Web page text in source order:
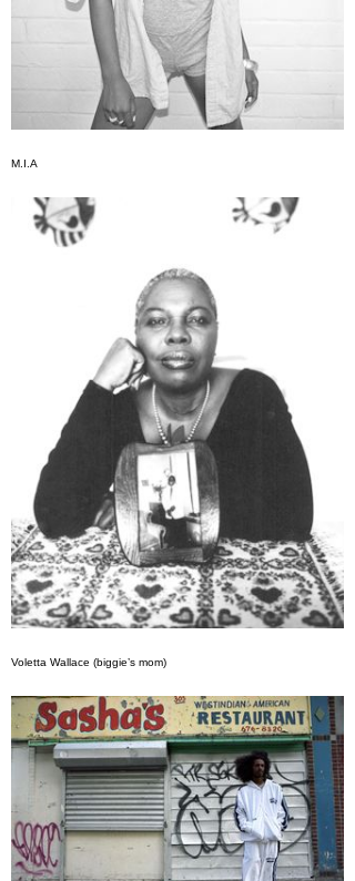
M.I.A
Voletta Wallace (biggie’s mom)